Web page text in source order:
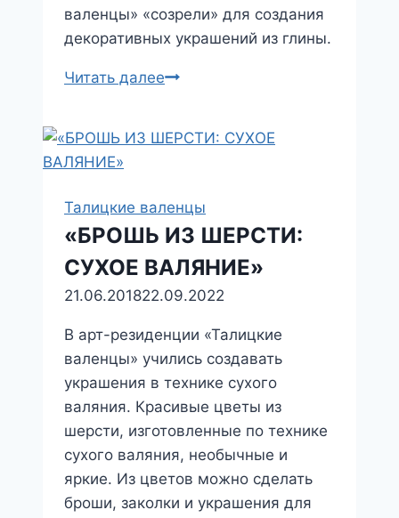
валенцы» «созрели» для создания
декоративных украшений из глины.
Читать далееДекоративная
Талицкие валенцы
«БРОШЬ ИЗ ШЕРСТИ:
СУХОЕ ВАЛЯНИЕ»
21.06.201822.09.2022
В арт-резиденции «Талицкие
валенцы» учились создавать
украшения в технике сухого
валяния. Красивые цветы из
шерсти, изготовленные по технике
сухого валяния, необычные и
яркие. Из цветов можно сделать
броши, заколки и украшения для